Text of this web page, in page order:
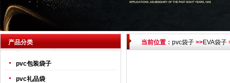
产品分类
pvc包装袋子
pvc礼品袋
当前位置： pvc袋子 >>EVA袋子